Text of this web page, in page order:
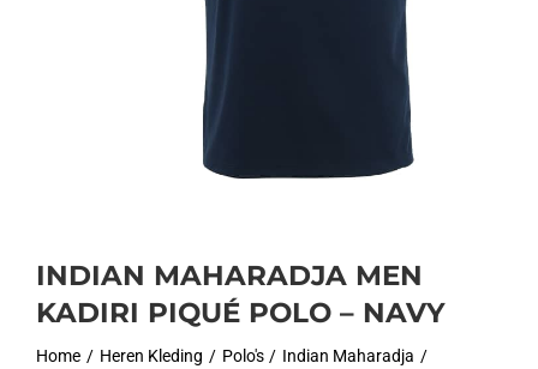
INDIAN MAHARADJA MEN
KADIRI PIQUÉ POLO – NAVY
Home Heren Kleding Polo's
Indian Maharadja